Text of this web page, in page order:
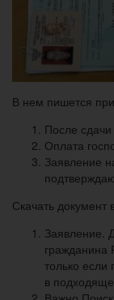
В нем пишется
После
Оплата
Заявление
Скачать
Заявление.
гражданина
только
в